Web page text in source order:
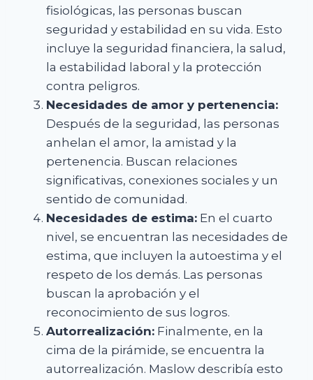
fisiológicas, las personas buscan
seguridad y estabilidad en su vida. Esto
incluye la seguridad financiera, la salud,
la estabilidad laboral y la protección
contra peligros.
Necesidades de amor y pertenencia:
Después de la seguridad, las personas
anhelan el amor, la amistad y la
pertenencia. Buscan relaciones
significativas, conexiones sociales y un
sentido de comunidad.
Necesidades de estima: En el cuarto
nivel, se encuentran las necesidades de
estima, que incluyen la autoestima y el
respeto de los demás. Las personas
buscan la aprobación y el
reconocimiento de sus logros.
Autorrealización: Finalmente, en la
cima de la pirámide, se encuentra la
autorrealización. Maslow describía esto